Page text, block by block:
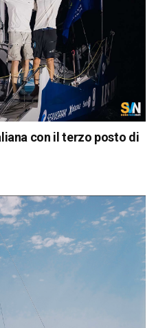
con il terzo posto di